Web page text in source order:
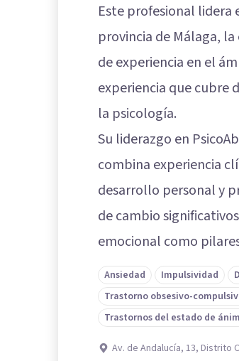
Este profesional lidera
provincia de Málaga,
de experiencia en el
experiencia que cubre
la psicología.
Su liderazgo en
combina experiencia
desarrollo personal y
de cambio
emocional como
Ansiedad Impulsividad
Trastorno obsesivo-
Trastornos del estado de
Av. de Andalucía, 13, Distrito